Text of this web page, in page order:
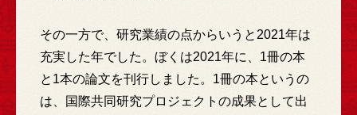
その一方で、研究業績の点からいうと2021年は
充実した年でした。ぼくは2021年に、1冊の本
と1本の論文を刊行しました。1冊の本というの
は、国際共同研究プロジェクトの成果として出